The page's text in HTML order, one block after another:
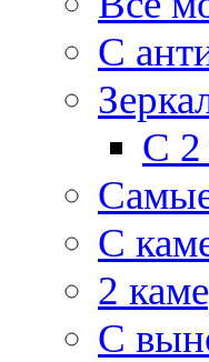
C
С 2
С
2
С